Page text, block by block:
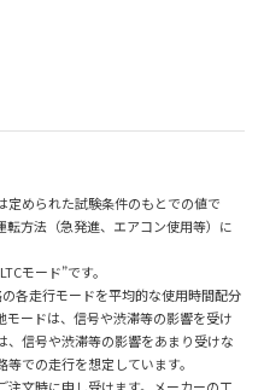
められた試験条件のもとでの値で
方法（急発進、エアコン使用等）に
モード”です。
各走行モードを平均的な使用時間配分
ードは、信号や渋滞等の影響を受け
、信号や渋滞等の影響をあまり受けな
での走行を想定しています。
文時に申し受けます。メーカーの工